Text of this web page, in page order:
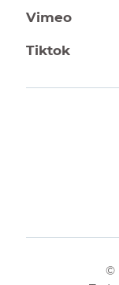
Vimeo
Tiktok
©